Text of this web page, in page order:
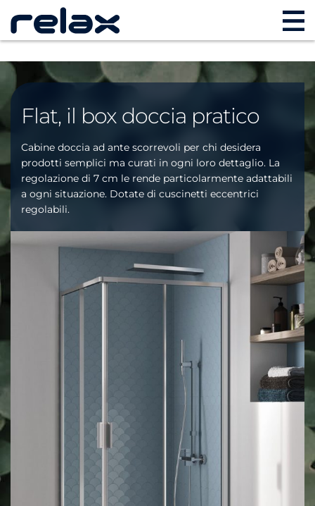
Flat, il box doccia pratico
Cabine doccia ad ante scorrevoli per chi desidera
prodotti semplici ma curati in ogni loro dettaglio. La
regolazione di 7 cm le rende particolarmente adattabili
a ogni situazione. Dotate di cuscinetti eccentrici
regolabili.